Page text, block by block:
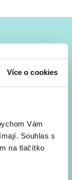
Více o cookies
Vám
Souhlas s
na tlačítko
do mailu!